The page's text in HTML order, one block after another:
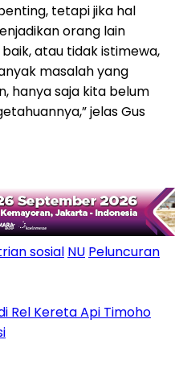
tetapi jika hal
orang lain
atau tidak istimewa,
masalah yang
hanya saja kita belum
jelas Gus
sosial NU Peluncuran
Rel Kereta Api Timoho